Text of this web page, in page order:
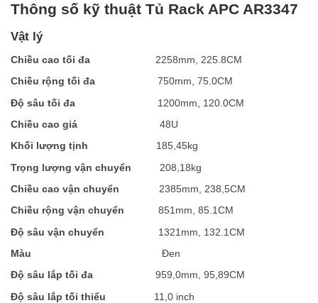
Thông số kỹ thuật Tủ Rack APC AR3347
Vật lý
Chiều cao tối đa 2258mm, 225.8CM
Chiều rộng tối đa 750mm, 75.0CM
Độ sâu tối đa 1200mm, 120.0CM
Chiều cao giá 48U
Khối lượng tịnh 185,45kg
Trọng lượng vận chuyển 208,18kg
Chiều cao vận chuyển 2385mm, 238,5CM
Chiều rộng vận chuyển 851mm, 85.1CM
Độ sâu vận chuyển 1321mm, 132.1CM
Màu Đen
Độ sâu lắp tối đa 959,0mm, 95,89CM
Độ sâu lắp tối thiểu 11,0 inch